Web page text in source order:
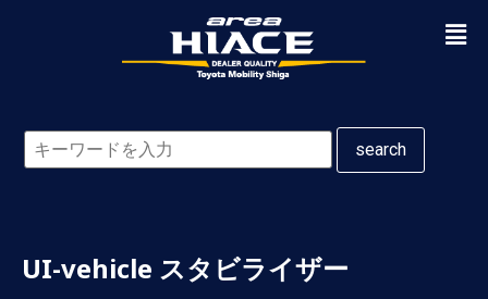
search
UI-vehicle スタビライザー